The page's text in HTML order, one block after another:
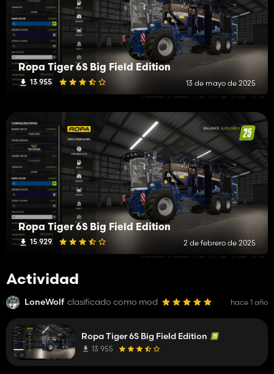
Ropa Tiger 6S Big Field Edition
13 955 13 de mayo de 2025
Ropa Tiger 6S Big Field Edition
15 929 2 de febrero de 2025
Actividad
LoneWolf clasificado como mod hace 1 año
Ropa Tiger 6S Big Field Edition
13 955